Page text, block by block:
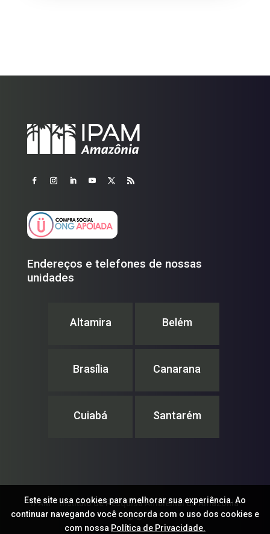
Endereços e telefones de nossas
unidades
Altamira Belém
Brasília Canarana
Cuiabá Santarém
IPAM – Instituto de Pesquisa Ambiental da Amazônia
© ®
Este site usa cookies para melhorar sua experiência. Ao
continuar navegando você concorda com o uso dos cookies e
com nossa Política de Privacidade.